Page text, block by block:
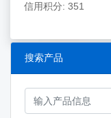
信用积分: 351
搜索产品